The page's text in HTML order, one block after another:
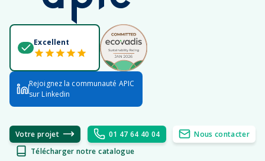
Excellent
Rejoignez la communauté APIC
sur Linkedin
Votre projet 01 47 64 40 04
Nous contacter
Télécharger notre catalogue